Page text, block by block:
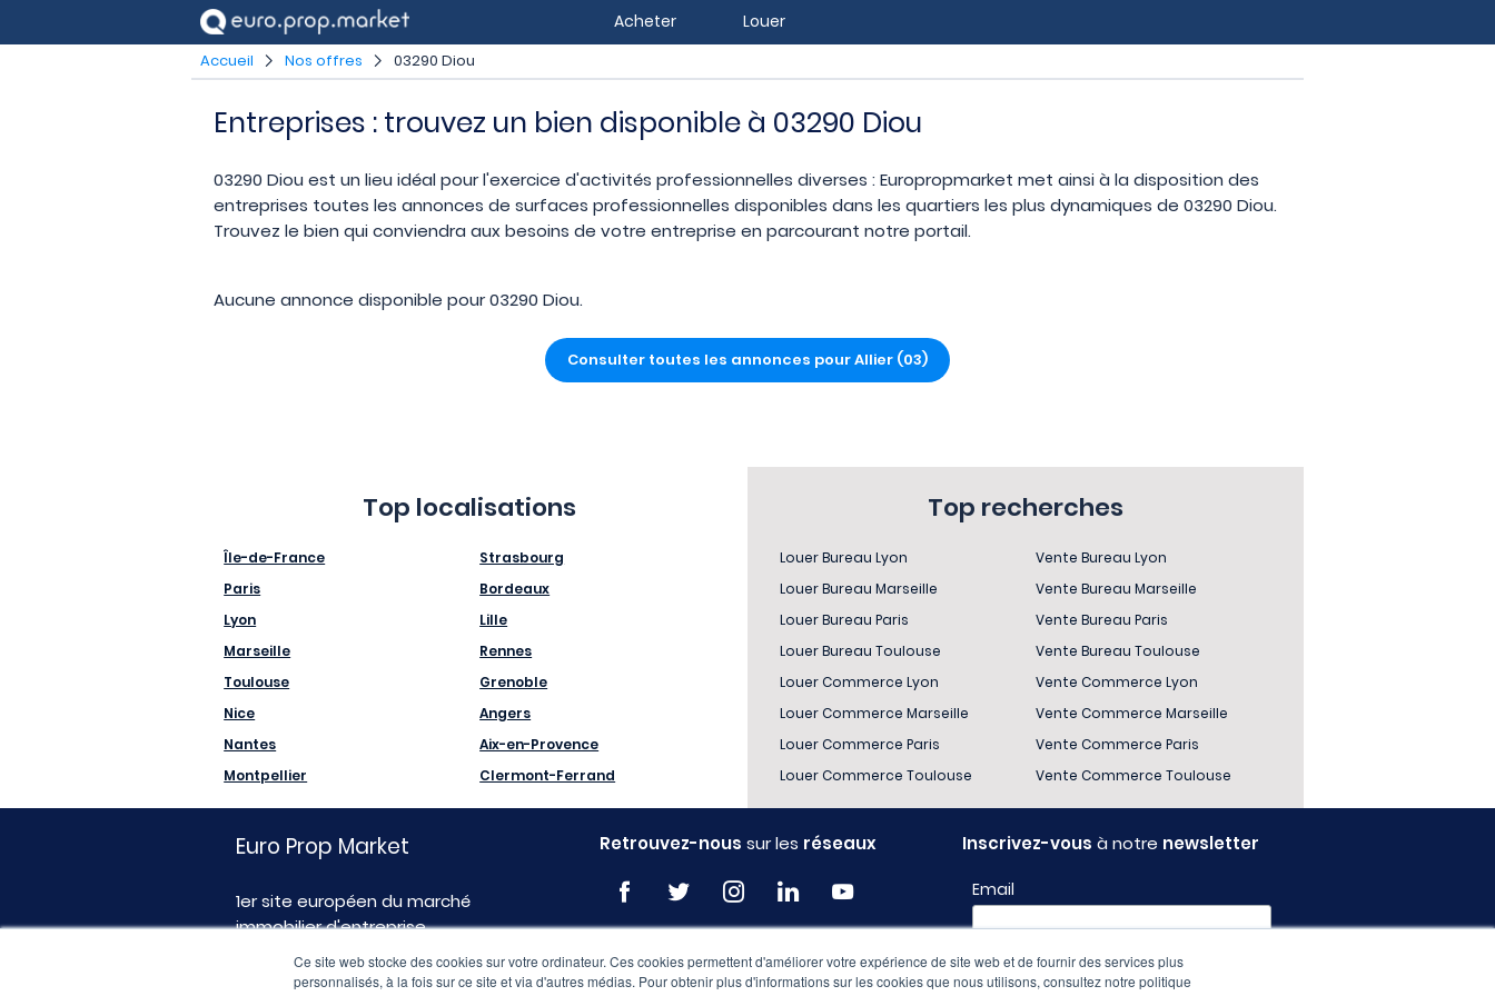
Ce site web stocke des cookies sur votre ordinateur. Ces cookies permettent d'améliorer votre expérience de site web et de fournir des services plus
personnalisés, à la fois sur ce site et via d'autres médias. Pour obtenir plus d'informations sur les cookies que nous utilisons, consultez notre politique
Acheter Louer
Accueil Nos offres 03290 Diou
Entreprises : trouvez un bien disponible à 03290 Diou
03290 Diou est un lieu idéal pour l'exercice d'activités professionnelles diverses : Europropmarket met ainsi à la disposition des
entreprises toutes les annonces de surfaces professionnelles disponibles dans les quartiers les plus dynamiques de 03290 Diou.
Trouvez le bien qui conviendra aux besoins de votre entreprise en parcourant notre portail.
Aucune annonce disponible pour 03290 Diou.
Consulter toutes les annonces pour Allier (03)
Top localisations
Île-de-France
Paris
Lyon
Marseille
Toulouse
Nice
Nantes
Montpellier
Strasbourg
Bordeaux
Lille
Rennes
Grenoble
Angers
Aix-en-Provence
Clermont-Ferrand
Top recherches
Louer Bureau Lyon
Louer Bureau Marseille
Louer Bureau Paris
Louer Bureau Toulouse
Louer Commerce Lyon
Louer Commerce Marseille
Louer Commerce Paris
Louer Commerce Toulouse
Vente Bureau Lyon
Vente Bureau Marseille
Vente Bureau Paris
Vente Bureau Toulouse
Vente Commerce Lyon
Vente Commerce Marseille
Vente Commerce Paris
Vente Commerce Toulouse
Euro Prop Market
1er site européen du marché
immobilier d'entreprise
Retrouvez-nous sur les réseaux Inscrivez-vous à notre newsletter
Email
Profil